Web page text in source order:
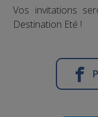
Vos invitations
Destination Eté !